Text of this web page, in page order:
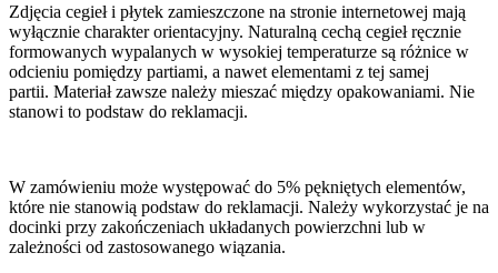
Zdjęcia cegieł i płytek zamieszczone na stronie internetowej mają
wyłącznie charakter orientacyjny. Naturalną cechą cegieł ręcznie
formowanych wypalanych w wysokiej temperaturze są różnice w
odcieniu pomiędzy partiami, a nawet elementami z tej samej
partii. Materiał zawsze należy mieszać między opakowaniami. Nie
stanowi to podstaw do reklamacji.
W zamówieniu może występować do 5% pękniętych elementów,
które nie stanowią podstaw do reklamacji. Należy wykorzystać je na
docinki przy zakończeniach układanych powierzchni lub w
zależności od zastosowanego wiązania.